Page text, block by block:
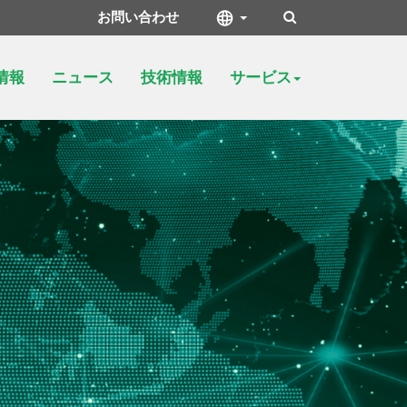
お問い合わせ
報 ニュース 技術情報 サービス